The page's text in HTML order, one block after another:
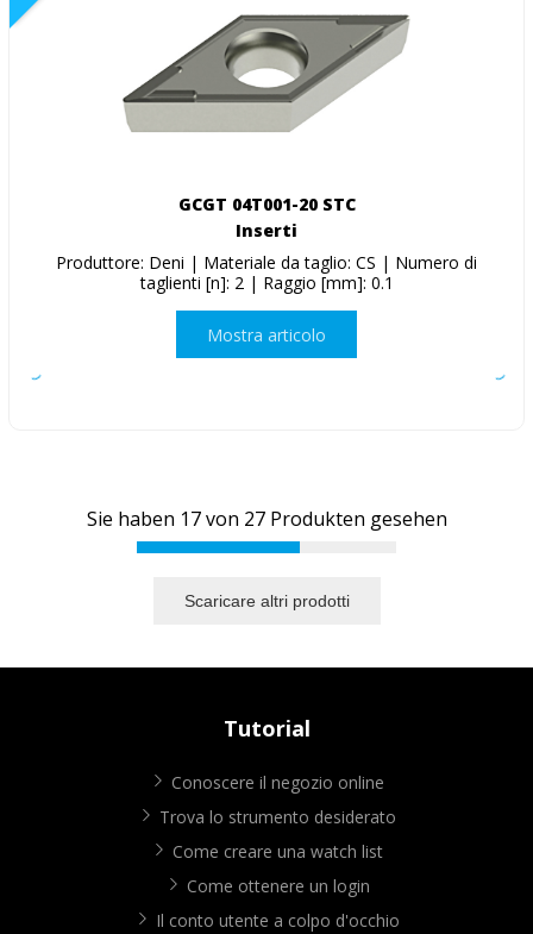
GCGT 04T001-20 STC
Inserti
Produttore: Deni | Materiale da taglio: CS | Numero di
taglienti [n]: 2 | Raggio [mm]: 0.1
Mostra articolo
Sie haben 17von 27Produkten gesehen
Scaricare altri prodotti
Tutorial
Conoscere il negozio online
Trova lo strumento desiderato
Come creare una watch list
Come ottenere un login
Il conto utente a colpo d'occhio